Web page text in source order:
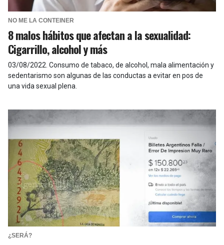
NO ME LA CONTEINER
8 malos hábitos que afectan a la sexualidad:
Cigarrillo, alcohol y más
03/08/2022 Consumo de tabaco, de alcohol, mala alimentación y
sedentarismo son algunas de las conductas a evitar en pos de
una vida sexual plena.
¿SERÁ?